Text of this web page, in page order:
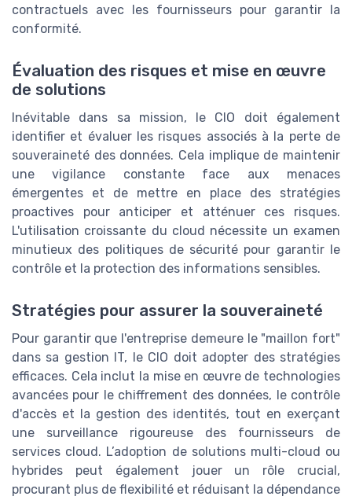
contractuels avec les fournisseurs pour garantir la
conformité.
Évaluation des risques et mise en œuvre
de solutions
Inévitable dans sa mission, le CIO doit également
identifier et évaluer les risques associés à la perte de
souveraineté des données. Cela implique de maintenir
une vigilance constante face aux menaces
émergentes et de mettre en place des stratégies
proactives pour anticiper et atténuer ces risques.
L'utilisation croissante du cloud nécessite un examen
minutieux des politiques de sécurité pour garantir le
contrôle et la protection des informations sensibles.
Stratégies pour assurer la souveraineté
Pour garantir que l'entreprise demeure le "maillon fort"
dans sa gestion IT, le CIO doit adopter des stratégies
efficaces. Cela inclut la mise en œuvre de technologies
avancées pour le chiffrement des données, le contrôle
d'accès et la gestion des identités, tout en exerçant
une surveillance rigoureuse des fournisseurs de
services cloud. L’adoption de solutions multi-cloud ou
hybrides peut également jouer un rôle crucial,
procurant plus de flexibilité et réduisant la dépendance